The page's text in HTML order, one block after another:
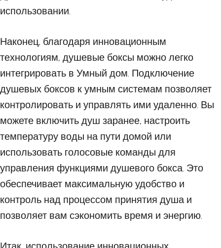
использовании.
Наконец, благодаря инновационным
технологиям, душевые боксы можно легко
интегрировать в Умный дом. Подключение
душевых боксов к умным системам позволяет
контролировать и управлять ими удаленно. Вы
можете включить душ заранее, настроить
температуру воды на пути домой или
использовать голосовые команды для
управления функциями душевого бокса. Это
обеспечивает максимальную удобство и
контроль над процессом принятия душа и
позволяет вам сэкономить время и энергию.